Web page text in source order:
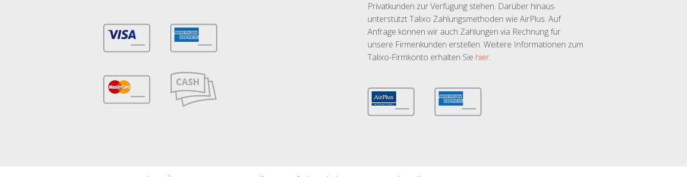
Privatkunden zur Verfügung stehen. Darüber hinaus
unterstützt Talixo Zahlungsmethoden wie AirPlus. Auf
Anfrage können wir auch Zahlungen via Rechnung für
unsere Firmenkunden erstellen. Weitere Informationen zum
Talixo-Firmkonto erhalten Sie hier.